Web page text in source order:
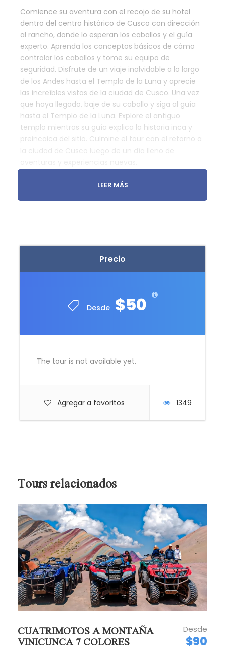
Precio
Desde $50
The tour is not available yet.
Agregar a favoritos 1349
Comience su aventura con el recojo de su hotel
dentro del centro histórico de Cusco con dirección
al rancho, donde lo esperan los caballos y el guía
experto. Aprenda los conceptos básicos de cómo
controlar los caballos y tome su equipo de
seguridad. Disfrute de un viaje inolvidable a lo largo
de los Andes hasta el Templo de la Luna y aprecie
las increíbles vistas de la ciudad de Cusco. Una vez
que haya llegado, baje de su caballo y siga al guía
hasta el Templo de la Luna. Explore el antiguo
templo mientras su guía explica la historia inca y
preincaica del sitio. Culmine el tour con el retorno a
la ciudad de Cusco luego de un día lleno de
Renta de caballos.
Asistencia.
No Incluye:
RECOMENDACIONES GENERALES:
Se recomienda llevar pantalones largos.
Chaqueta o impermeable, para lluvia.
Protector solar 30 SPF o más.
Sombrero para el sol
Agua
Confirmar la información de su hotel por lo
menos una semana antes de su tour.
LEER MÁS
Tours relacionados
CUATRIMOTOS A MONTAÑA
VINICUNCA 7 COLORES
Desde
$90